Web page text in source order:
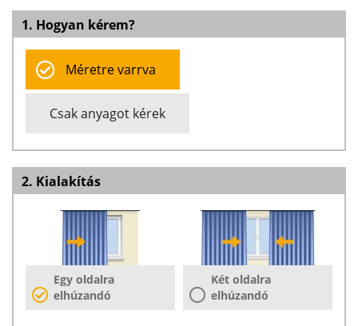
1. Hogyan kérem?
Méretre varrva
Csak anyagot kérek
2. Kialakítás
Egy oldalra
elhúzandó
Két oldalra
elhúzandó